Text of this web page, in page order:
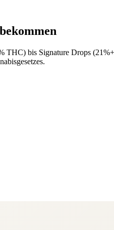
bekommen
bis Signature Drops